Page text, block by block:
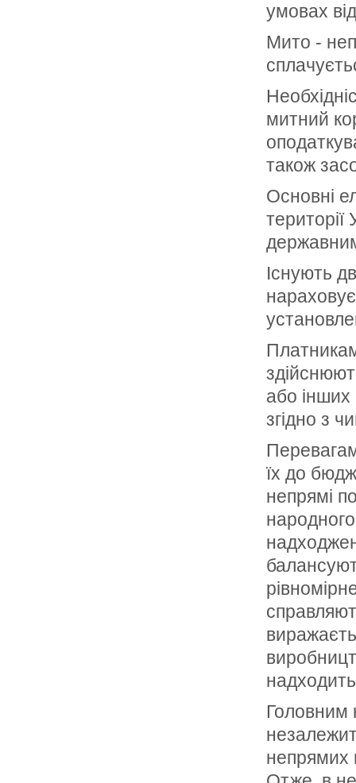
умовах
Мито -
митний
також
Основні
території
Існують
або
згідно з
їх до
непрямі
Головним
непрямих